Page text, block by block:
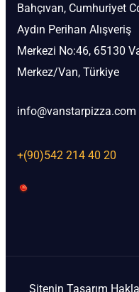
Bahçıvan, Cumhuriyet
Aydın Perihan Alışveriş
Merkezi No:46, 65130
Merkez/Van, Türkiye
info@vanstarpizza.com
+(90)542 214 40 20
Sitenin Tasarım